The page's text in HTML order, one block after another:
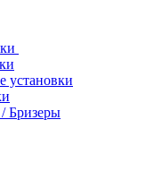
установки
Бризеры